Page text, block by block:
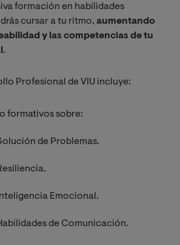
formación en habilidades
cursar a tu ritmo, aumentando
y las competencias de tu
.
Profesional de VIU incluye:
formativos sobre:
de Problemas.
Inteligencia Emocional.
de Comunicación.